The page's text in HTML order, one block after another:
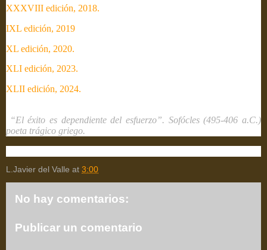
XXXVIII edición, 2018.
IXL edición, 2019
XL edición, 2020.
XLI edición, 2023.
XLII edición, 2024.
“El éxito es dependiente del esfuerzo”. Sofócles (495-406 a.C.)
poeta trágico griego.
L.Javier del Valle at 3:00
No hay comentarios:
Publicar un comentario